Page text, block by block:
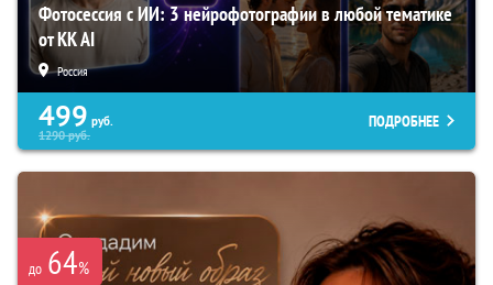
Фотосессия с ИИ: 3 нейрофотографии в любой тематике
от KK AI
Россия
499 руб.
1290руб.
ПОДРОБНЕЕ
до 64%